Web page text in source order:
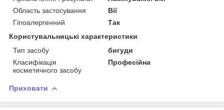
Область застосування
Вії
Гіпоалергенний
Так
Користувальницькі характеристики
Тип засобу
бигуди
Класифікація
косметичного засобу
Професійна
Приховати